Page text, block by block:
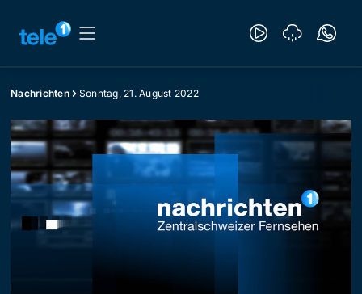
Nachrichten Sonntag, 21. August 2022